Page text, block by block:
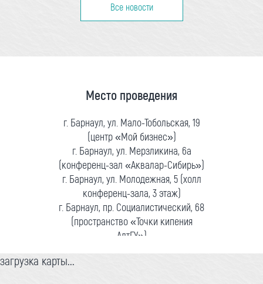
Все новости
Место проведения
г. Барнаул, ул. Мало-Тобольская, 19
(центр «Мой бизнес»)
г. Барнаул, ул. Мерзликина, 6а
(конференц-зал «Аквалар-Сибирь»)
г. Барнаул, ул. Молодежная, 5 (холл
конференц-зала, 3 этаж)
г. Барнаул, пр. Социалистический, 68
(пространство «Точки кипения
АлтГУ»)
загрузка карты...